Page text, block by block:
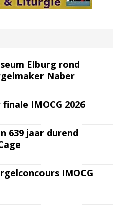
Elburg rond
Naber
IMOCG 2026
639 jaar durend
IMOCG